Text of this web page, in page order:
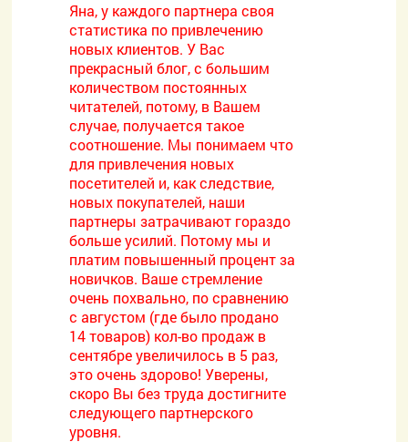
Яна, у каждого партнера своя
статистика по привлечению
новых клиентов. У Вас
прекрасный блог, с большим
количеством постоянных
читателей, потому, в Вашем
случае, получается такое
соотношение. Мы понимаем что
для привлечения новых
посетителей и, как следствие,
новых покупателей, наши
партнеры затрачивают гораздо
больше усилий. Потому мы и
платим повышенный процент за
новичков. Ваше стремление
очень похвально, по сравнению
с августом (где было продано
14 товаров) кол-во продаж в
сентябре увеличилось в 5 раз,
это очень здорово! Уверены,
скоро Вы без труда достигните
следующего партнерского
уровня.